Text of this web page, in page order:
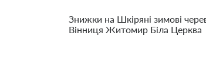
Знижки на Шкіряні зимові
Вінниця Житомир Біла Церква